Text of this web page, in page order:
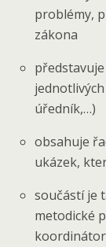
problémy,
zákona
úředník,…)
obsahuje
ukázek,
součástí je
metodické